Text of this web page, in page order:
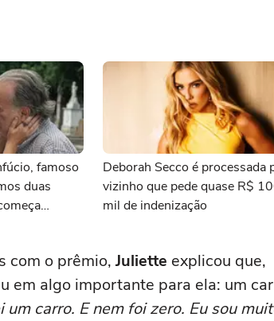
famoso
duas
Deborah Secco é processada
vizinho que pede quase R$
mil de indenização
com o prêmio, Juliette explicou que,
em algo importante para ela: um
carro. E nem foi zero. Eu sou